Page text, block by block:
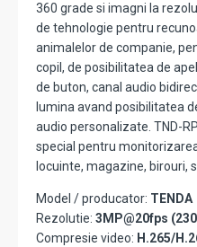
360 grade si imagni la
de tehnologie pentru
animalelor de companie,
copil, de posibilitatea de
de buton, canal audio
lumina avand posibilitatea
audio personalizate. TND-
special pentru
locuinte, magazine, birouri,
Model / producator: TENDA
Rezolutie: 3MP@20fps
Compresie video: H.265/